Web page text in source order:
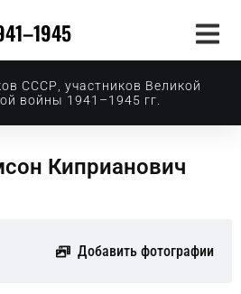
СССР, участников Великой
войны 1941–1945 гг.
Киприанович
Добавить фотографии